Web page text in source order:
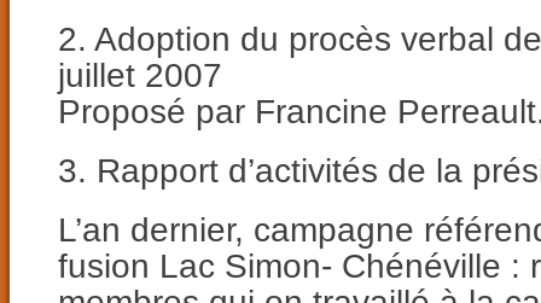
2. Adoption du procès verbal
juillet 2007
Proposé par Francine
3. Rapport d’activités de la
L’an dernier, campagne
fusion Lac Simon- Chénéville :